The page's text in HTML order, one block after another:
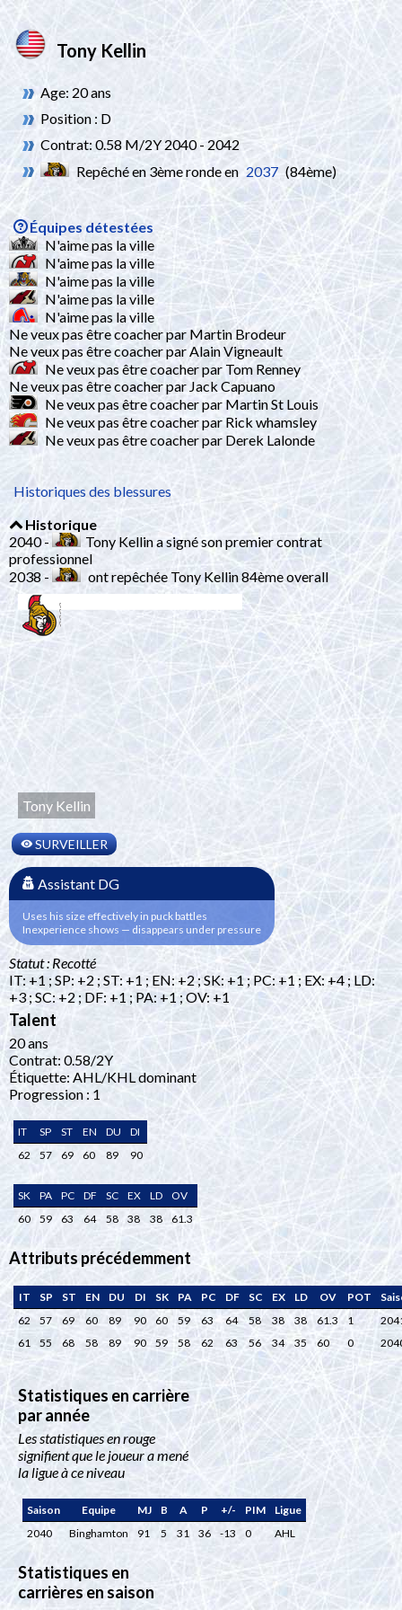
Tony Kellin
Age: 20 ans
Position : D
Contrat: 0.58 M/2Y 2040 - 2042
Repêché en 3ème ronde en 2037 (84ème)
Équipes détestées
N'aime pas la ville
N'aime pas la ville
N'aime pas la ville
N'aime pas la ville
N'aime pas la ville
Ne veux pas être coacher par Martin Brodeur
Ne veux pas être coacher par Alain Vigneault
Ne veux pas être coacher par Tom Renney
Ne veux pas être coacher par Jack Capuano
Ne veux pas être coacher par Martin St Louis
Ne veux pas être coacher par Rick whamsley
Ne veux pas être coacher par Derek Lalonde
Historiques des blessures
Historique
2040 -
Tony Kellin a signé son premier contrat
professionnel
2038 -
ont repêchée Tony Kellin 84ème overall
Tony Kellin
SURVEILLER
Assistant DG
Uses his size effectively in puck battles
Inexperience shows — disappears under pressure
Statut : Recotté
IT: +1 ; SP: +2 ; ST: +1 ; EN: +2 ; SK: +1 ; PC: +1 ; EX: +4 ; LD:
+3 ; SC: +2 ; DF: +1 ; PA: +1 ; OV: +1
Talent
20 ans
Contrat: 0.58/2Y
Étiquette: AHL/KHL dominant
Progression : 1
IT SP ST EN DU
DI
62
57 69 60 89 90
SK PA PC DF SC EX LD
OV
60
59 63 64 58 38 38 61.3
Attributs précédemment
IT SP ST EN DU DI SK PA PC DF SC EX LD OV POT
62
57 69 60 89 90 60 59 63 64 58 38 38 61.3 1
61
55 68 58 89 90 59 58 62 63 56 34 35 60 0
Statistiques en carrière
par année
Les statistiques en rouge
signifient que le joueur a mené
la ligue à ce niveau
Saison Equipe MJ B A P +/- PIM
Ligue
2040
Binghamton 91 5 31 36 -13 0 AHL
Statistiques en
carrières en saison